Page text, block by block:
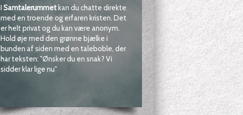
I Samtalerummetkan du chatte direkte
med en troende og erfaren kristen. Det
er helt privat og du kan være anonym.
Hold øje med den grønne bjælke i
bunden af siden med en taleboble, der
har teksten: "Ønsker du en snak? Vi
sidder klar lige nu"